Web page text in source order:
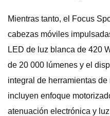
Mientras tanto, el Focus
cabezas móviles
LED de luz blanca de 420
de 20 000 lúmenes y el
integral de herramientas
incluyen enfoque
atenuación electrónica y